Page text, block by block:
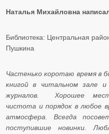
Наталья Михайловна
Библиотека: Центральная
Пушкина
Частенько коротаю время в
книгой в читальном зале
журналов. Хорошее
чистота и порядок в любое
атмосфера. Всегда
поступившие новинки.